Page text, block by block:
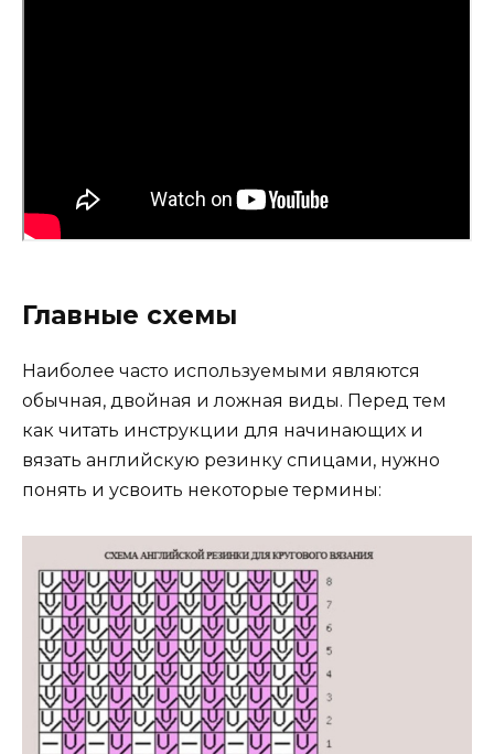
Главные схемы
Наиболее часто используемыми являются
обычная, двойная и ложная виды. Перед тем
как читать инструкции для начинающих и
вязать английскую резинку спицами, нужно
понять и усвоить некоторые термины: